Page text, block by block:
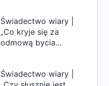
Świadectwo wiary |
„Co kryje się za
odmową bycia
Świadectwo wiary |